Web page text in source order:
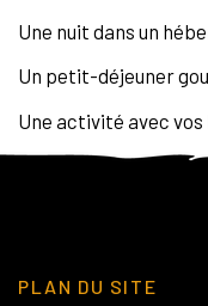
Une nuit dans un
Un petit-déjeuner
Une activité avec vos
PLAN DU SITE